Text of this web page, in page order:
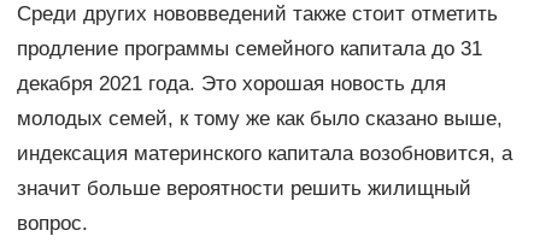
Среди других нововведений также стоит отметить
продление программы семейного капитала до 31
декабря 2021 года. Это хорошая новость для
молодых семей, к тому же как было сказано выше,
индексация материнского капитала возобновится, а
значит больше вероятности решить жилищный
вопрос.